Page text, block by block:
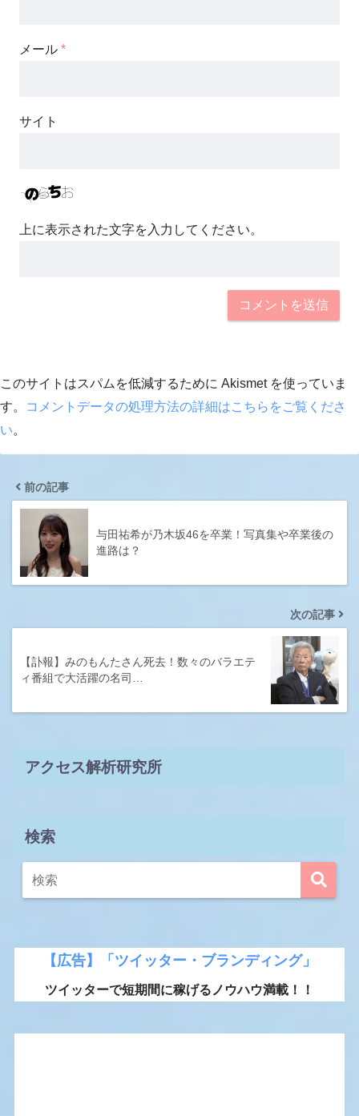
メール *
サイト
上に表示された文字を入力してください。
このサイトはスパムを低減するために Akismet を使っていま
す。
コメントデータの処理方法の詳細はこちらをご覧くださ
い。
前の記事
与田祐希が乃木坂46を卒業！写真集や卒業後の
進路は？
次の記事
【訃報】みのもんたさん死去！数々のバラエテ
ィ番組で大活躍の名司…
アクセス解析研究所
検索
【広告】「ツイッター・ブランディング」
ツイッターで短期間に稼げるノウハウ満載！！